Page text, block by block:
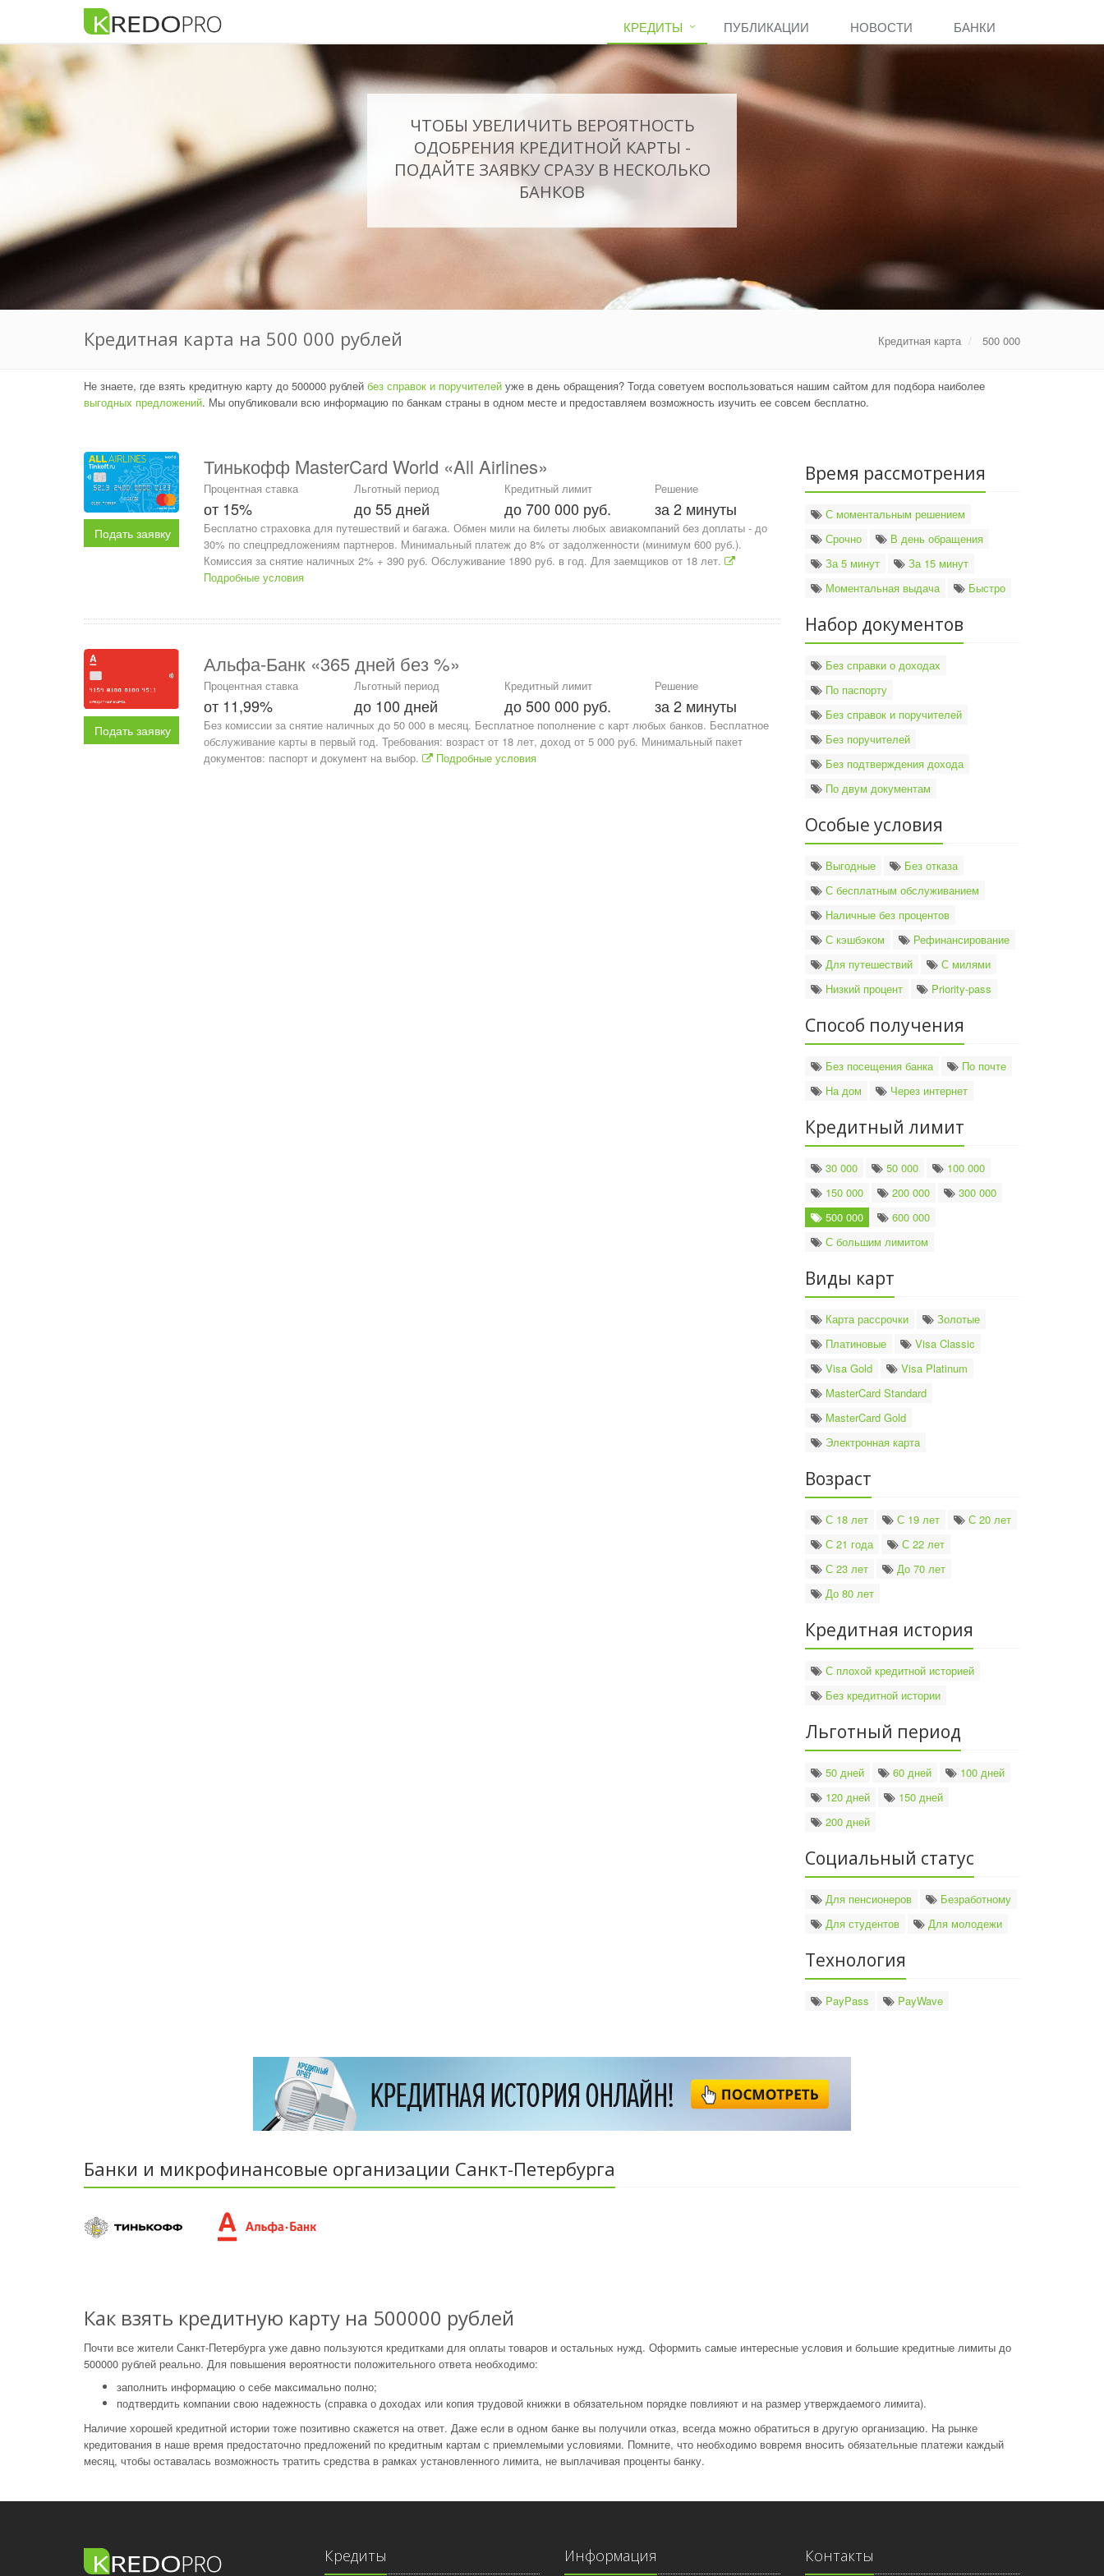
КРЕДИТЫ ПУБЛИКАЦИИ НОВОСТИ БАНКИ
ЧТОБЫ УВЕЛИЧИТЬ ВЕРОЯТНОСТЬ
ОДОБРЕНИЯ КРЕДИТНОЙ КАРТЫ -
ПОДАЙТЕ ЗАЯВКУ СРАЗУ В НЕСКОЛЬКО
БАНКОВ
Кредитная карта на 500 000 рублей Кредитная карта 500 000
Не знаете, где взять кредитную карту до 500000 рублей без справок и поручителей уже в день обращения? Тогда советуем воспользоваться нашим сайтом для подбора наиболее
выгодных предложений. Мы опубликовали всю информацию по банкам страны в одном месте и предоставляем возможность изучить ее совсем бесплатно.
Подать заявку
Тинькофф MasterCard World «All Airlines»
Процентная ставка
от 15%
Льготный период
до 55 дней
Кредитный лимит
до 700 000 руб.
Решение
за 2 минуты
Бесплатно страховка для путешествий и багажа. Обмен мили на билеты любых авиакомпаний без доплаты - до
30% по спецпредложениям партнеров. Минимальный платеж до 8% от задолженности (минимум 600 руб.).
Комиссия за снятие наличных 2% + 390 руб. Обслуживание 1890 руб. в год. Для заемщиков от 18 лет.
Подробные условия
Подать заявку
Альфа-Банк «365 дней без %»
Процентная ставка
от 11,99%
Льготный период
до 100 дней
Кредитный лимит
до 500 000 руб.
Решение
за 2 минуты
Без комиссии за снятие наличных до 50 000 в месяц. Бесплатное пополнение с карт любых банков. Бесплатное
обслуживание карты в первый год. Требования: возраст от 18 лет, доход от 5 000 руб. Минимальный пакет
документов: паспорт и документ на выбор.
Подробные условия
Время рассмотрения
С моментальным решением
Срочно
В день обращения
За 5 минут
За 15 минут
Моментальная выдача
Быстро
Набор документов
Без справки о доходах
По паспорту
Без справок и поручителей
Без поручителей
Без подтверждения дохода
По двум документам
Особые условия
Выгодные
Без отказа
С бесплатным обслуживанием
Наличные без процентов
С кэшбэком
Рефинансирование
Для путешествий
С милями
Низкий процент
Priority-pass
Способ получения
Без посещения банка
По почте
На дом
Через интернет
Кредитный лимит
30 000 50 000
100 000
150 000
200 000
300 000
500 000
600 000
С большим лимитом
Виды карт
Карта рассрочки
Золотые
Платиновые
Visa Classic
Visa Gold
Visa Platinum
MasterCard Standard
MasterCard Gold
Электронная карта
Возраст
С 18 лет С 19 лет
С 20 лет
С 21 года
С 22 лет
С 23 лет
До 70 лет
До 80 лет
Кредитная история
С плохой кредитной историей
Без кредитной истории
Льготный период
50 дней 60 дней
100 дней
120 дней
150 дней
200 дней
Социальный статус
Для пенсионеров
Безработному
Для студентов
Для молодежи
Технология
PayPass PayWave
Банки и микрофинансовые организации Санкт-Петербурга
Как взять кредитную карту на 500000 рублей
Почти все жители Санкт-Петербурга уже давно пользуются кредитками для оплаты товаров и остальных нужд. Оформить самые интересные условия и большие кредитные лимиты до
500000 рублей реально. Для повышения вероятности положительного ответа необходимо:
заполнить информацию о себе максимально полно;
подтвердить компании свою надежность (справка о доходах или копия трудовой книжки в обязательном порядке повлияют и на размер утверждаемого лимита).
Наличие хорошей кредитной истории тоже позитивно скажется на ответ. Даже если в одном банке вы получили отказ, всегда можно обратиться в другую организацию. На рынке
кредитования в наше время предостаточно предложений по кредитным картам с приемлемыми условиями. Помните, что необходимо вовремя вносить обязательные платежи каждый
месяц, чтобы оставалась возможность тратить средства в рамках установленного лимита, не выплачивая проценты банку.
Кредиты Информация Контакты